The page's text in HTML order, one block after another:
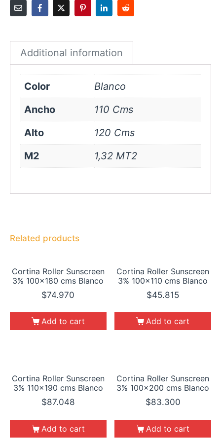
cms
Additional information
Color
Blanco
Ancho
110 Cms
Alto
120 Cms
M2
1,32 MT2
Related products
Cortina Roller Sunscreen
3% 100×180 cms Blanco
$74.970
Add to cart
Cortina Roller Sunscreen
3% 100×110 cms Blanco
$45.815
Add to cart
Cortina Roller Sunscreen
3% 110×190 cms Blanco
$87.048
Add to cart
Cortina Roller Sunscreen
3% 100×200 cms Blanco
$83.300
Add to cart